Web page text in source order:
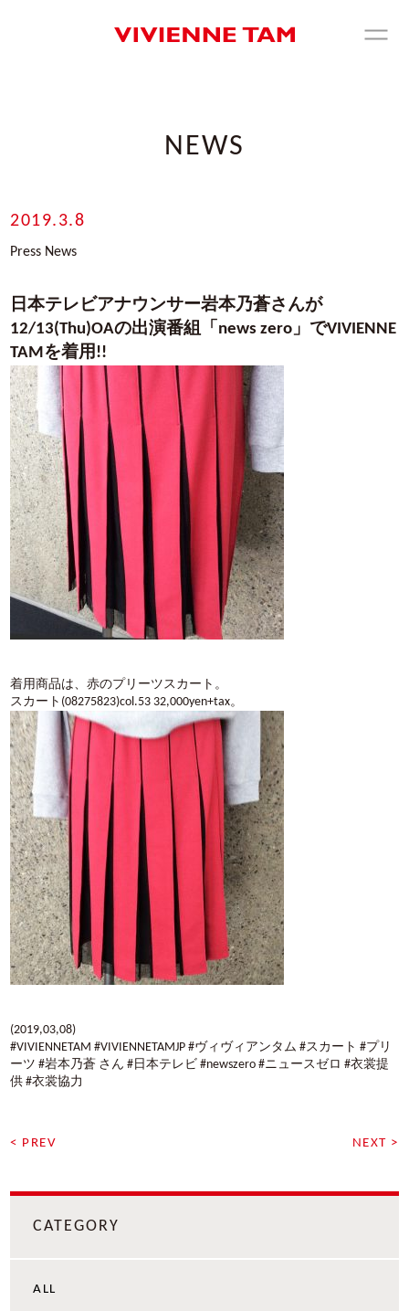
NEWS
2019.3.8
Press News
日本テレビアナウンサー岩本乃蒼さんが
12/13(Thu)OAの出演番組「news zero」でVIVIENNE
TAMを着用!!
着用商品は、赤のプリーツスカート。
スカート(08275823)col.53 32,000yen+tax。
(2019,03,08)
#VIVIENNETAM #VIVIENNETAMJP #ヴィヴィアンタム #スカート #プリ
ーツ #岩本乃蒼 さん #日本テレビ #newszero #ニュースゼロ #衣裳提
供 #衣裳協力
< PREV NEXT >
CATEGORY
ALL